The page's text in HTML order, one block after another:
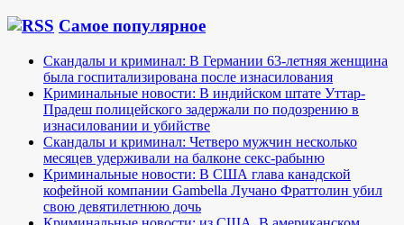
Самое популярное
Скандалы и криминал: В Германии 63-летняя женщина
была госпитализирована после изнасилования
Криминальные новости: В индийском штате Уттар-
Прадеш полицейского задержали по подозрению в
изнасиловании и убийстве
Скандалы и криминал: Четверо мужчин несколько
месяцев удерживали на балконе секс-рабыню
Криминальные новости: В США глава канадской
кофейной компании Gambella Лучано Фраттолин убил
свою девятилетнюю дочь